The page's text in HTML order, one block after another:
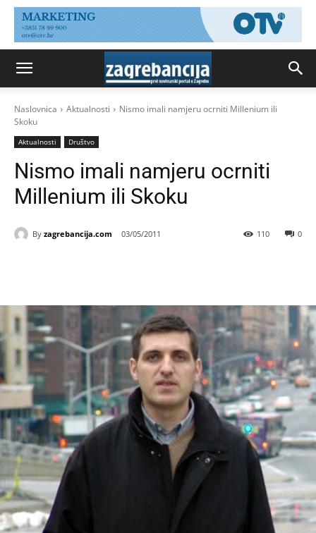
Naslovnica Aktualnosti
Nismo imali namjeru ocrniti Millenium ili
Skoku
Aktualnosti Društvo
Nismo imali namjeru ocrniti
Millenium ili Skoku
By zagrebancija.com 03/05/2011 0
110